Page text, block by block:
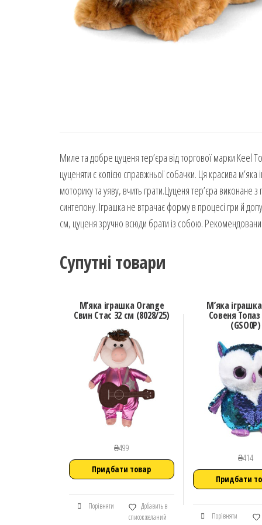
Миле та добре цуценя тер’єра від торгової марки Keel
цуценяти є копією справжньої собачки. Ця красива м’яка
моторику та уяву, вчить грати.Цуценя тер’єра виконане
синтепону. Іграшка не втрачає форму в процесі гри й
см, цуценя зручно всюди брати із собою.
Супутні товари
М’яка іграшка Orange
Свин Стас 32 см (8028/25)
₴499
Придбати товар
Порівняти
Добавить в
список желаний
М’яка
Совеня
(GSO0P)
₴414
Придбати
Порівняти